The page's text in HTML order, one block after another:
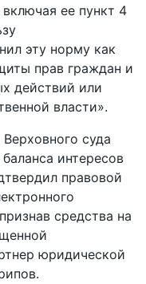
ее пункт 4
эту норму как
прав граждан и
действий или
власти».
суда
интересов
правовой
средства на
юридической